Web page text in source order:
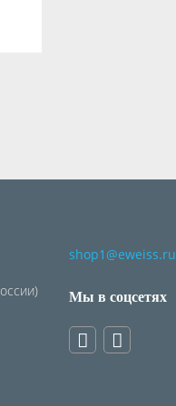
shop1@eweiss.ru
Мы в соцсетях